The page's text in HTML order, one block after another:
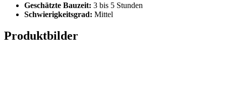
Geschätzte Bauzeit: 3 bis 5 Stunden
Schwierigkeitsgrad: Mittel
Produktbilder